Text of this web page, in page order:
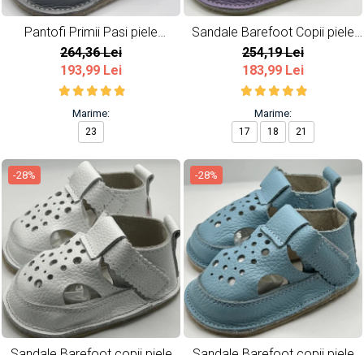
Pantofi Primii Pasi piele
naturala All Grey
264,36 Lei
193,99 Lei
Marime:
23
Sandale Barefoot Copii piele
naturala Lavender
254,19 Lei
183,99 Lei
Marime:
17 18 21
-28% -28%